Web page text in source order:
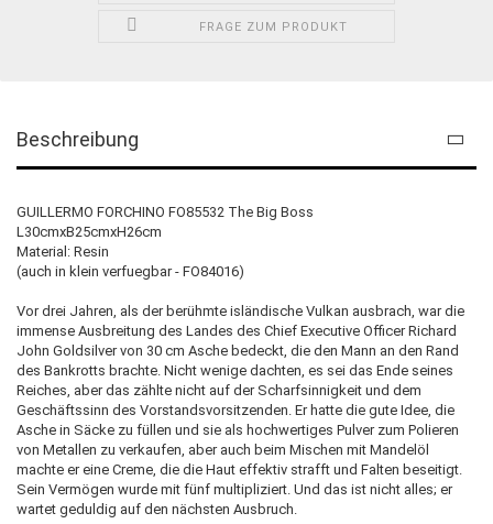
FRAGE ZUM PRODUKT
Beschreibung
GUILLERMO FORCHINO FO85532 The Big Boss
L30cmxB25cmxH26cm
Material: Resin
(auch in klein verfuegbar - FO84016)
Vor drei Jahren, als der berühmte isländische Vulkan ausbrach, war die
immense Ausbreitung des Landes des Chief Executive Officer Richard
John Goldsilver von 30 cm Asche bedeckt, die den Mann an den Rand
des Bankrotts brachte. Nicht wenige dachten, es sei das Ende seines
Reiches, aber das zählte nicht auf der Scharfsinnigkeit und dem
Geschäftssinn des Vorstandsvorsitzenden. Er hatte die gute Idee, die
Asche in Säcke zu füllen und sie als hochwertiges Pulver zum Polieren
von Metallen zu verkaufen, aber auch beim Mischen mit Mandelöl
machte er eine Creme, die die Haut effektiv strafft und Falten beseitigt.
Sein Vermögen wurde mit fünf multipliziert. Und das ist nicht alles; er
wartet geduldig auf den nächsten Ausbruch.